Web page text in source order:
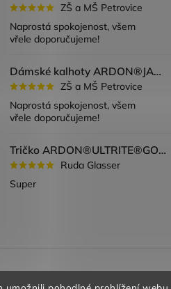
ZŠ a MŠ Petrovice
Naprostá spokojenost, všem
vřele doporučujeme!
Dámské kalhoty ARDON®JASVENA šedá
ZŠ a MŠ Petrovice
Naprostá spokojenost, všem
vřele doporučujeme!
Tričko ARDON®ULTRITE®GO! dámské růžová
Ruda Glasser
Super